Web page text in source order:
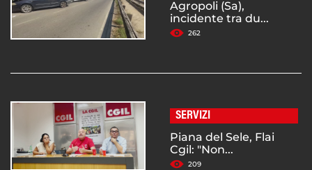
Agropoli (Sa),
incidente tra du...
262
SERVIZI
Piana del Sele, Flai
Cgil: "Non...
209